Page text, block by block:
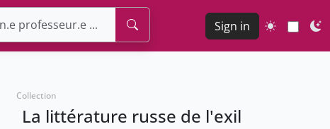
Sign in
Collection
La littérature russe de l'exil